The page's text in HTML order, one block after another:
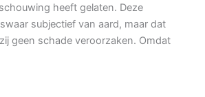
heeft gelaten. Deze
subjectief van aard, maar dat
geen schade veroorzaken. Omdat